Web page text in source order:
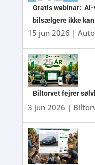
Gratis webinar:
bilsælgere ikke
15 jun 2026 |
Biltorvet fejrer
3 jun 2026 |